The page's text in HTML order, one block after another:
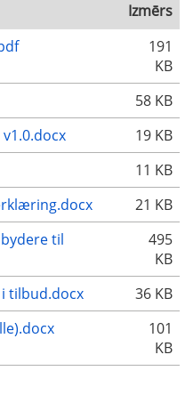
Izmērs
191
KB
58 KB
19 KB
11 KB
21 KB
til
495
KB
tilbud.docx
36 KB
101
KB